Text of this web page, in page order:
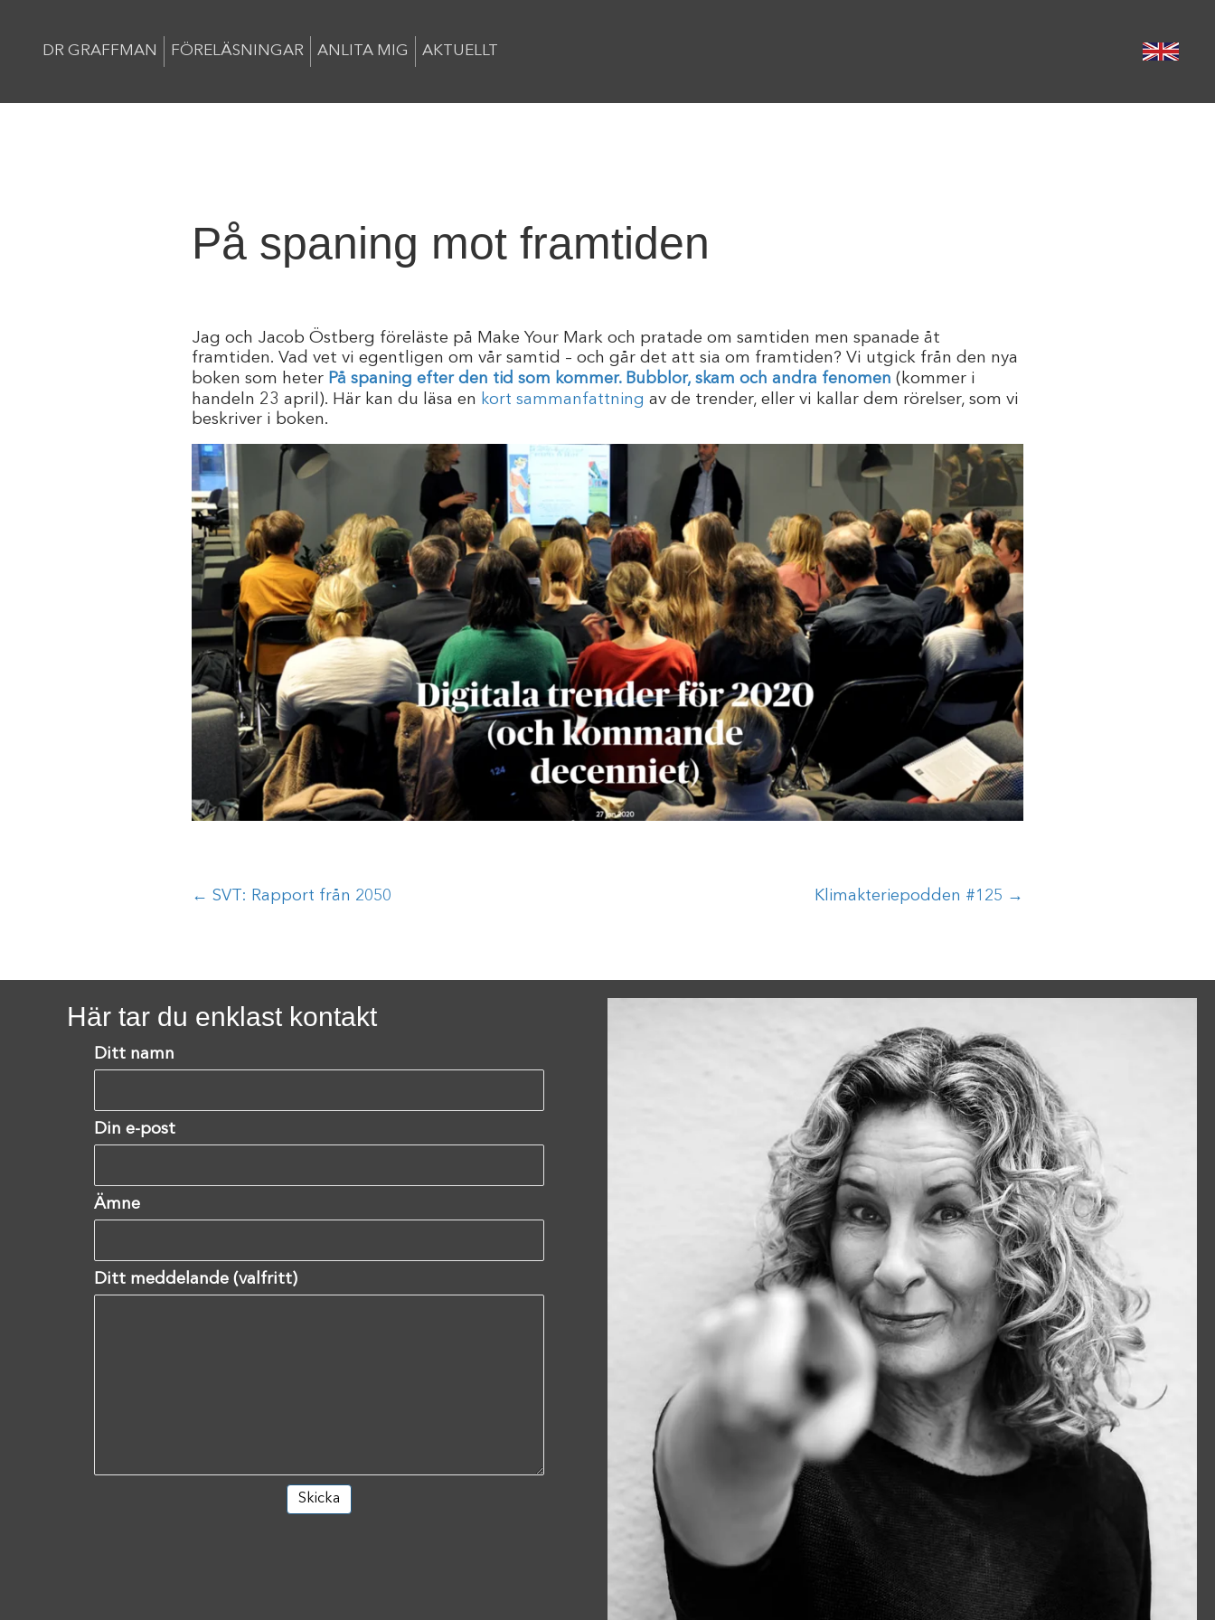
DR GRAFFMAN FÖRELÄSNINGAR ANLITA MIG AKTUELLT
På spaning mot framtiden
Jag och Jacob Östberg föreläste på Make Your Mark och pratade om samtiden men spanade åt
framtiden. Vad vet vi egentligen om vår samtid – och går det att sia om framtiden? Vi utgick från den nya
boken som heter På spaning efter den tid som kommer. Bubblor, skam och andra fenomen (kommer i
handeln 23 april). Här kan du läsa en kort sammanfattning av de trender, eller vi kallar dem rörelser, som vi
beskriver i boken.
Posts
← SVT: Rapport från 2050 Klimakteriepodden #125 →
Här tar du enklast kontakt
Ditt namn
Din e-post
Ämne
Ditt meddelande (valfritt)